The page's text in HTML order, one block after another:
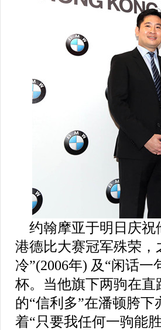
约翰摩亚于明日庆祝
港德比大赛冠军殊荣，
冷”(2006年) 及“闲话一
杯。当他旗下两驹在
的“信利多”在潘顿胯下
着“只要我任何一驹能